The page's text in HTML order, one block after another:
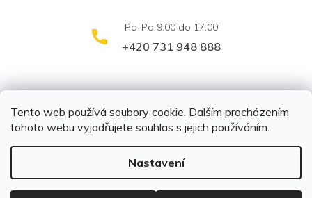
Tento web používá soubory cookie. Dalším procházením
tohoto webu vyjadřujete souhlas s jejich používáním.
Nastavení
+420 731 948 888
Copyright 2026EPA svítidla s.r.o.. Všechna práva
vyhrazena.Upravit nastavení cookies